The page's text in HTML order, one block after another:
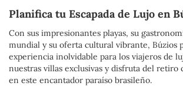
Planifica tu Escapada de Lujo en
Con sus impresionantes playas, su
mundial y su oferta cultural vibrante, Búzios
experiencia inolvidable para los viajeros de
nuestras villas exclusivas y disfruta del
en este encantador paraíso brasileño.